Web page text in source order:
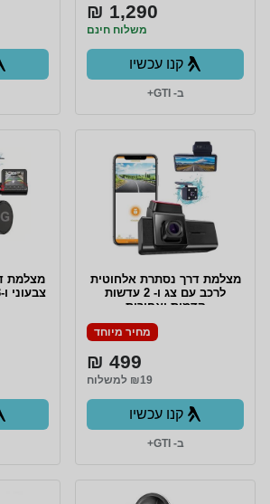
1,290 ₪
משלוח חינם
קנו עכשיו
ב- GTI+
מצלמת דרך נסתרת אלחוטית
לרכב עם צג ו- 2 עדשות
קדמית ואחורית
מחיר מיוחד
499 ₪
₪19 למשלוח
קנו עכשיו
ב- GTI+
צבעוני ו-3 עדשות לכיסוי מלא